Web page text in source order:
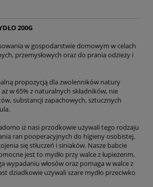
200G
w gospodarstwie domowym w celach
przemysłowych oraz do prania odzieży i
propozycją dla zwolenników natury
aż w 65% z naturalnych składników, nie
substancji zapachowych, sztucznych
iż nasi przodkowie używali tego rodzaju
ran pooperacyjnych do higieny osobistej,
się stłuczeń i siniaków. Nasze babcie
jest to mydło przy walce z łupieżenm,
wypadaniu włosów oraz pomaga w walce z
dziadkowie używali szare mydło przeciwko